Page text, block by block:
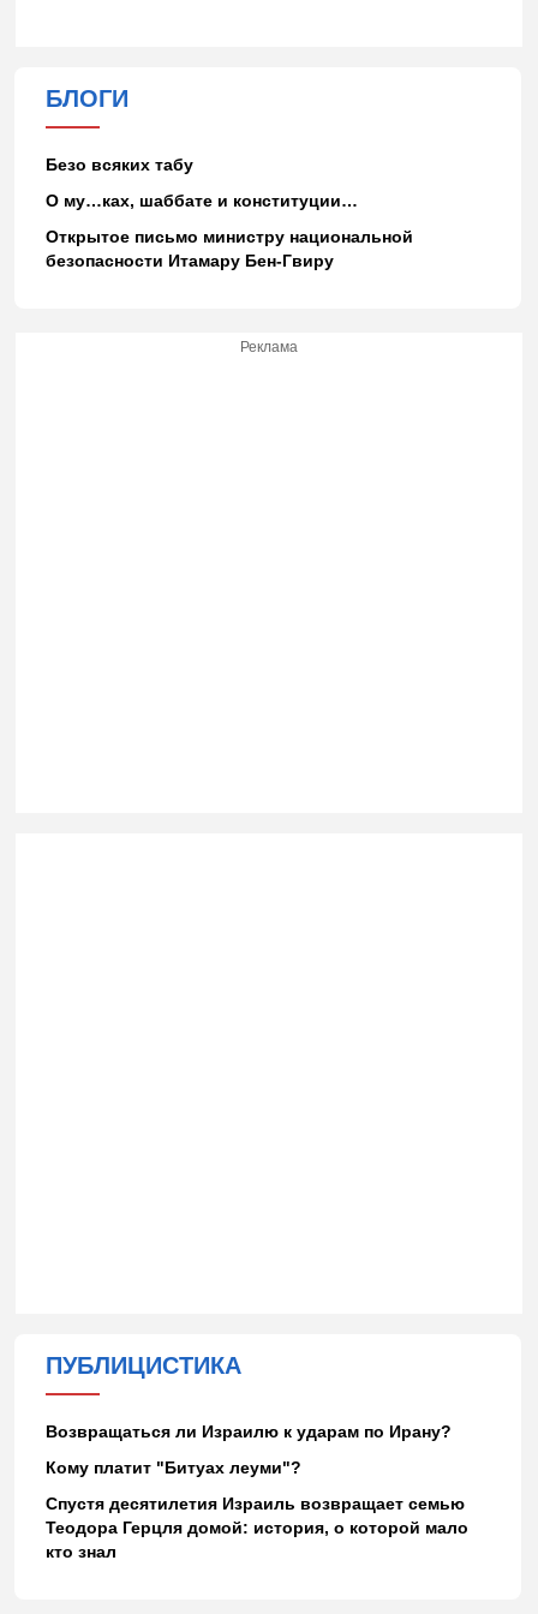
БЛОГИ
Безо всяких табу
О му…ках, шаббате и конституции…
Открытое письмо министру национальной
безопасности Итамару Бен-Гвиру
Реклама
ПУБЛИЦИСТИКА
Возвращаться ли Израилю к ударам по Ирану?
Кому платит "Битуах леуми"?
Спустя десятилетия Израиль возвращает семью
Теодора Герцля домой: история, о которой мало
кто знал